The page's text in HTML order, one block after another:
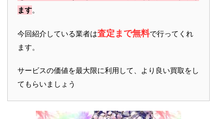
ます。
今回紹介している業者は査定まで無料で行ってくれ
ます。
サービスの価値を最大限に利用して、より良い買取をし
てもらいましょう